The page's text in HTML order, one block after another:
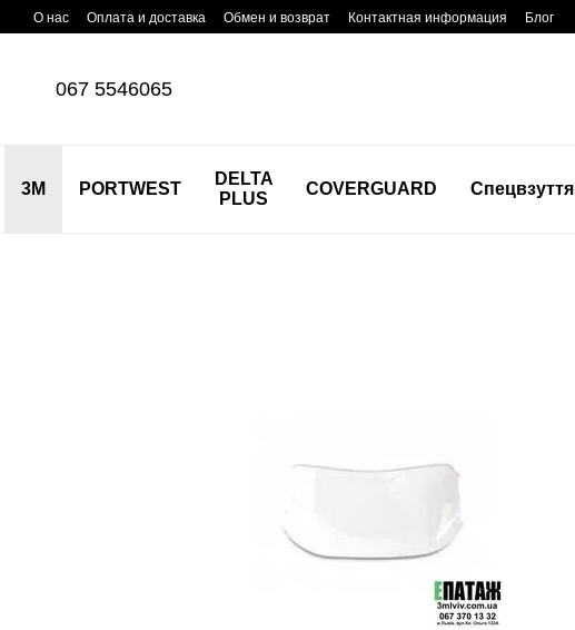
Перейти к основному контенту
О нас Оплата и доставка Обмен и возврат Контактная информация Блог
067 5546065
3M PORTWEST
DELTA
PLUS
COVERGUARD Спецвзуття